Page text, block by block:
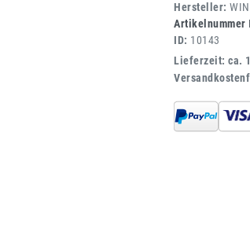
Hersteller:
Artikelnummer
ID: 10143
Lieferzeit: ca.